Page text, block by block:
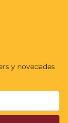
y novedades